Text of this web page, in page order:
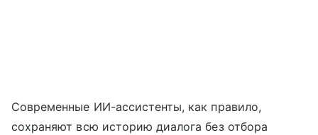
Современные ИИ-ассистенты, как правило,
сохраняют всю историю диалога без отбора